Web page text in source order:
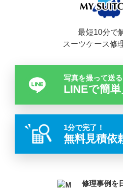
最短10分で
スーツケース修
写真を撮って送る
LINEで簡
1分で完了！
無料見積依
修理事例を